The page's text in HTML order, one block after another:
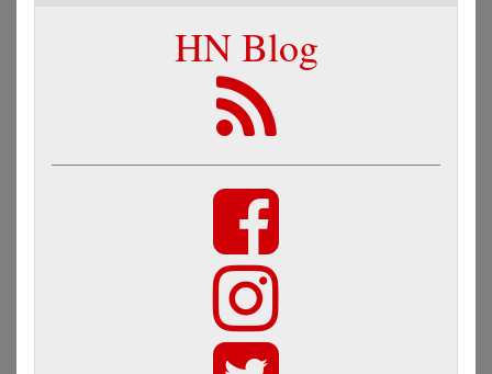
HN Blog